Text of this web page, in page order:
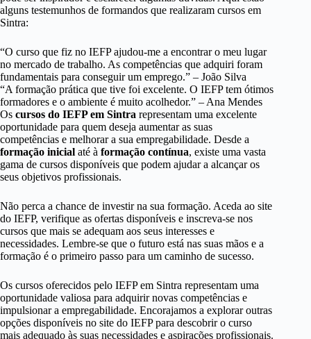
alguns testemunhos de formandos que realizaram cursos em
Sintra:
“O curso que fiz no IEFP ajudou-me a encontrar o meu lugar
no mercado de trabalho. As competências que adquiri foram
fundamentais para conseguir um emprego.” – João Silva
“A formação prática que tive foi excelente. O IEFP tem ótimos
formadores e o ambiente é muito acolhedor.” – Ana Mendes
Os cursos do IEFP em Sintra representam uma excelente
oportunidade para quem deseja aumentar as suas
competências e melhorar a sua empregabilidade. Desde a
formação inicial até à formação contínua, existe uma vasta
gama de cursos disponíveis que podem ajudar a alcançar os
seus objetivos profissionais.
Não perca a chance de investir na sua formação. Aceda ao site
do IEFP, verifique as ofertas disponíveis e inscreva-se nos
cursos que mais se adequam aos seus interesses e
necessidades. Lembre-se que o futuro está nas suas mãos e a
formação é o primeiro passo para um caminho de sucesso.
Os cursos oferecidos pelo IEFP em Sintra representam uma
oportunidade valiosa para adquirir novas competências e
impulsionar a empregabilidade. Encorajamos a explorar outras
opções disponíveis no site do IEFP para descobrir o curso
mais adequado às suas necessidades e aspirações profissionais.